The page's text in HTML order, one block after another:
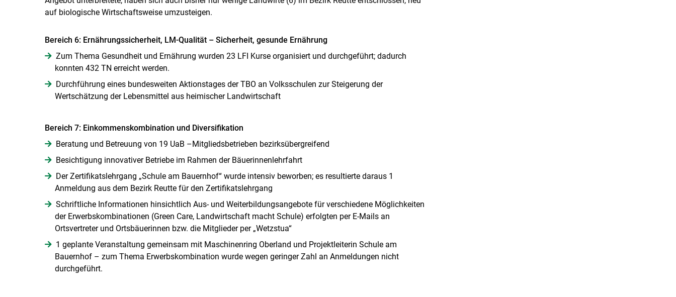
auf biologische Wirtschaftsweise umzusteigen.
Bereich 6: Ernährungssicherheit, LM-Qualität – Sicherheit, gesunde Ernährung
Zum Thema Gesundheit und Ernährung wurden 23 LFI Kurse organisiert und durchgeführt; dadurch
konnten 432 TN erreicht werden.
Durchführung eines bundesweiten Aktionstages der TBO an Volksschulen zur Steigerung der
Wertschätzung der Lebensmittel aus heimischer Landwirtschaft
Bereich 7: Einkommenskombination und Diversifikation
Beratung und Betreuung von 19 UaB –Mitgliedsbetrieben bezirksübergreifend
Besichtigung innovativer Betriebe im Rahmen der Bäuerinnenlehrfahrt
Der Zertifikatslehrgang „Schule am Bauernhof“ wurde intensiv beworben; es resultierte daraus 1
Anmeldung aus dem Bezirk Reutte für den Zertifikatslehrgang
Schriftliche Informationen hinsichtlich Aus- und Weiterbildungsangebote für verschiedene Möglichkeiten
der Erwerbskombinationen (Green Care, Landwirtschaft macht Schule) erfolgten per E-Mails an
Ortsvertreter und Ortsbäuerinnen bzw. die Mitglieder per „Wetzstua“
1 geplante Veranstaltung gemeinsam mit Maschinenring Oberland und Projektleiterin Schule am
Bauernhof – zum Thema Erwerbskombination wurde wegen geringer Zahl an Anmeldungen nicht
durchgeführt.